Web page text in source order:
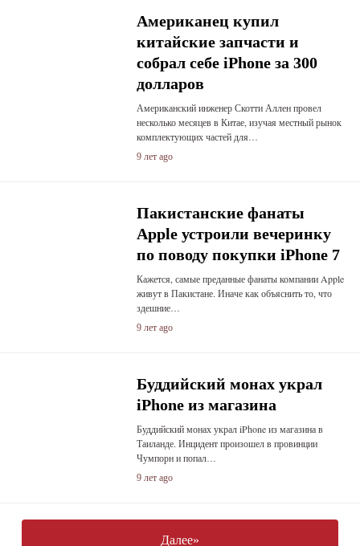
Американец купил
китайские запчасти и
собрал себе iPhone за 300
долларов
Американский инженер Скотти Аллен провел
несколько месяцев в Китае, изучая местный рынок
комплектующих частей для…
9 лет ago
Пакистанские фанаты
Apple устроили вечеринку
по поводу покупки iPhone 7
Кажется, самые преданные фанаты компании Apple
живут в Пакистане. Иначе как объяснить то, что
здешние…
9 лет ago
Буддийский монах украл
iPhone из магазина
Буддийский монах украл iPhone из магазина в
Таиланде. Инцидент произошел в провинции
Чумпорн и попал…
9 лет ago
Далее»